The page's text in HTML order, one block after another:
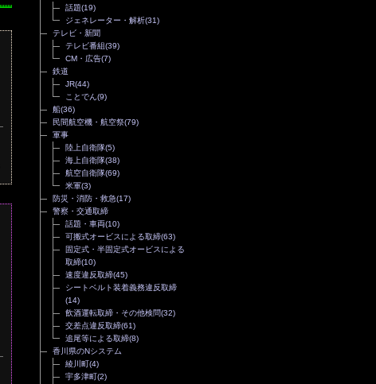
話題(19)
ジェネレーター・解析(31)
テレビ・新聞
テレビ番組(39)
CM・広告(7)
鉄道
JR(44)
ことでん(9)
船(36)
民間航空機・航空祭(79)
軍事
陸上自衛隊(5)
海上自衛隊(38)
航空自衛隊(69)
米軍(3)
防災・消防・救急(17)
警察・交通取締
話題・車両(10)
可搬式オービスによる取締(63)
固定式・半固定式オービスによる
取締(10)
速度違反取締(45)
シートベルト装着義務違反取締
(14)
飲酒運転取締・その他検問(32)
交差点違反取締(61)
追尾等による取締(8)
香川県のNシステム
綾川町(4)
宇多津町(2)